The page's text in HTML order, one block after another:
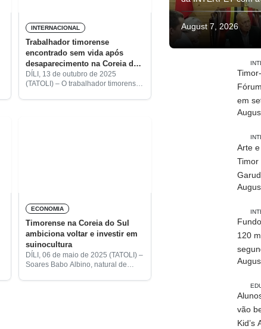
INTERNACIONAL
Trabalhador timorense
encontrado sem vida após
desaparecimento na Coreia do
Sul
DÍLI, 13 de outubro de 2025
(TATOLI) – O trabalhador timorense
ECONOMIA
Timorense na Coreia do Sul
ambiciona voltar e investir em
suinocultura
DÍLI, 06 de maio de 2025 (TATOLI) –
Soares Babo Albino, natural de
August 7, 2026
em
Arte
Timor
Fest
120
vão
Kid’s